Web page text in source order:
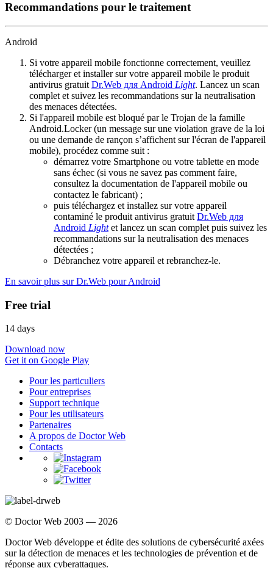
Recommandations pour le traitement
Android
Si votre appareil mobile fonctionne correctement, veuillez
télécharger et installer sur votre appareil mobile le produit
antivirus gratuit Dr.Web для Android Light. Lancez un scan
complet et suivez les recommandations sur la neutralisation
des menaces détectées.
Si l'appareil mobile est bloqué par le Trojan de la famille
Android.Locker (un message sur une violation grave de la loi
ou une demande de rançon s’affichent sur l'écran de l'appareil
mobile), procédez comme suit :
démarrez votre Smartphone ou votre tablette en mode
sans échec (si vous ne savez pas comment faire,
consultez la documentation de l'appareil mobile ou
contactez le fabricant) ;
puis téléchargez et installez sur votre appareil
contaminé le produit antivirus gratuit Dr.Web для
Android Lightet lancez un scan complet puis suivez les
recommandations sur la neutralisation des menaces
détectées ;
Débranchez votre appareil et rebranchez-le.
En savoir plus sur Dr.Web pour Android
Free trial
14 days
Download now
Get it on Google Play
Pour les particuliers
Pour entreprises
Support technique
Pour les utilisateurs
Partenaires
A propos de Doctor Web
Contacts
© Doctor Web 2003 — 2026
Doctor Web développe et édite des solutions de cybersécurité axées
sur la détection de menaces et les technologies de prévention et de
réponse aux cyberattaques.